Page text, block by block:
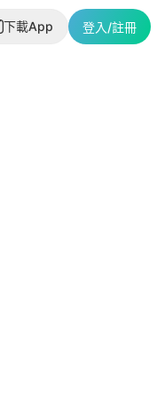
下載App 登入/註冊